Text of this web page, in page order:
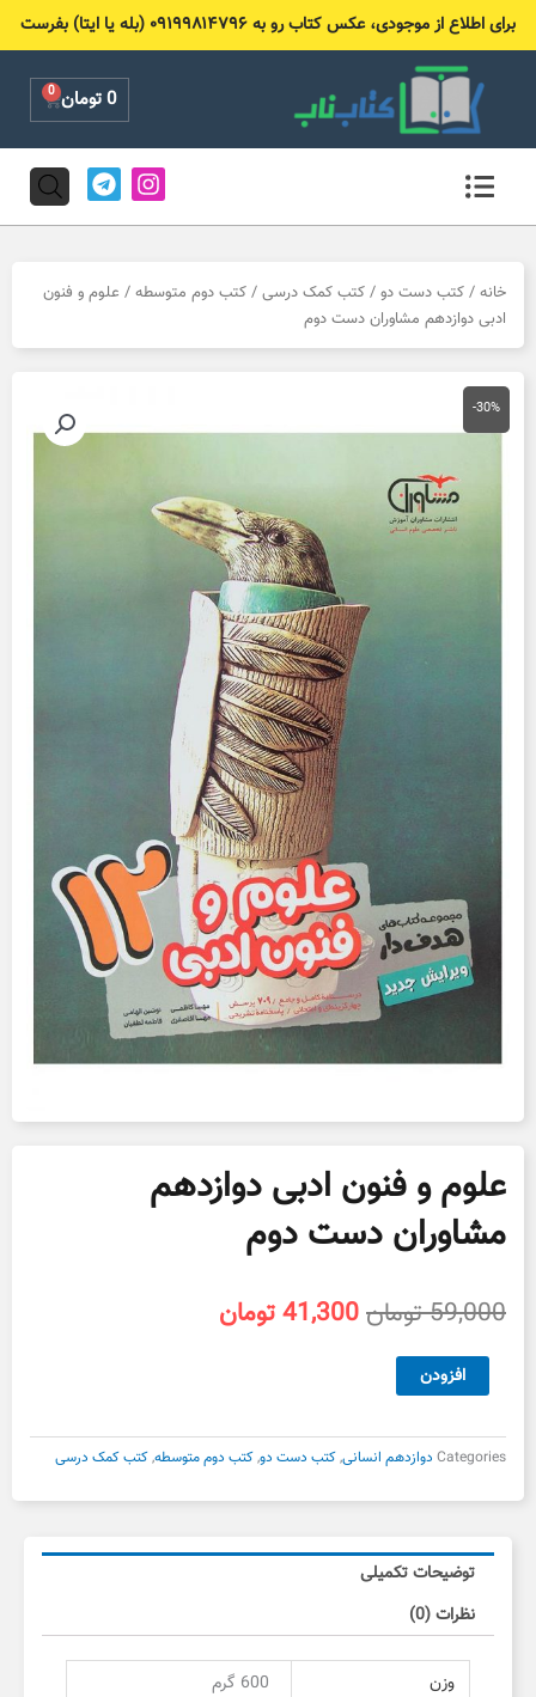
برای اطلاع از موجودی، عکس کتاب رو به ۰۹۱۹۹۸۱۴۷۹۶ (بله یا ایتا) بفرست
0تومان 0
Cart
I
n
s
g
a
T
e
l
r
m
خانه / کتب دست دو / کتب کمک درسی / کتب دوم متوسطه / علوم و فنون
ادبی دوازدهم مشاوران دست دوم
-30%
علوم و فنون ادبی دوازدهم
مشاوران دست دوم
59,000تومانقیمت
41,300تومان
ادبی
دوازدهم
مشاوران
دوم
افزودن
Categories دوازدهم انسانی,کتب دست دو,کتب دوم متوسطه,کتب کمک درسی
توضیحات تکمیلی
نظرات (0)
وزن
600 گرم